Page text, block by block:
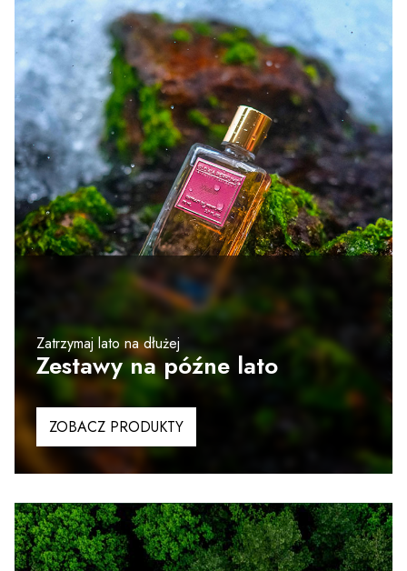
Zatrzymaj lato na dłużej
Zestawy na późne lato
ZOBACZ PRODUKTY